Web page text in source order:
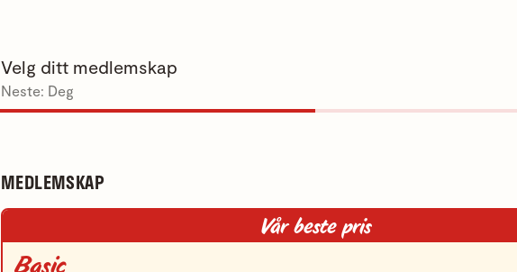
Velg ditt medlemskap
Neste: Deg
MEDLEMSKAP
Vår beste pris
Basic